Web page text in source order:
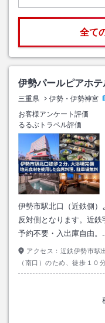
全て
伊勢パールピアホテ
三重県 伊勢・伊勢神宮
お客様アンケート評価
るるぶトラベル評価
伊勢市駅北口（近鉄側
反対側となります。近鉄
予約不要・入出庫自由
アクセス： 近鉄伊勢市駅
（南口）のため、徒歩１０